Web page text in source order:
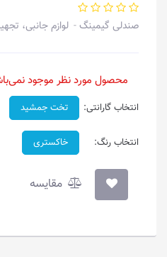
صندلی گیمینگ لوازم جانبی،
محصول مورد نظر موجود
انتخاب گارانتی: تخت جمشید
انتخاب رنگ: خاکستری
مقایسه